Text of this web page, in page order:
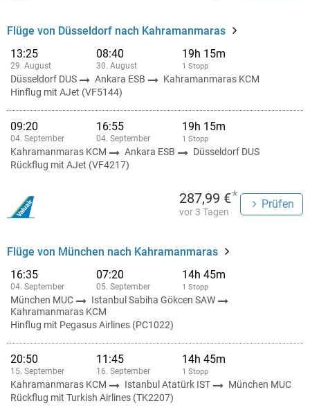
Flüge von Düsseldorf nach Kahramanmaras
13:25
29. August
08:40
30. August
19h 15m
1 Stopp
Düsseldorf DUS Ankara ESB
Kahramanmaras KCM
Hinflug mit AJet (VF5144)
09:20
04. September
16:55
04. September
19h 15m
1 Stopp
Kahramanmaras KCM Ankara ESB
Düsseldorf DUS
Rückflug mit AJet (VF4217)
287,99 €*
vor 3 Tagen
Prüfen
Flüge von München nach Kahramanmaras
16:35
04. September
07:20
05. September
14h 45m
1 Stopp
München MUC
Istanbul Sabiha Gökcen SAW
Kahramanmaras KCM
Hinflug mit Pegasus Airlines (PC1022)
20:50
15. September
11:45
16. September
14h 45m
1 Stopp
Kahramanmaras KCM Istanbul Atatürk IST
München MUC
Rückflug mit Turkish Airlines (TK2207)